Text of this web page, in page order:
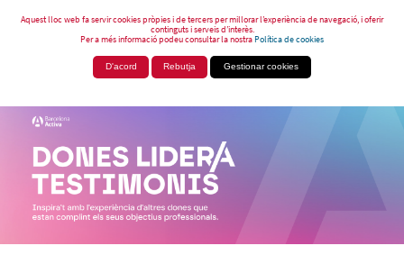
Aquest lloc web fa servir cookies pròpies i de tercers per millorar l’experiència de navegació, i oferir
continguts i serveis d’interès.
Per a més informació podeu consultar la nostraPolítica de cookies
D'acord Rebutja Gestionar cookies